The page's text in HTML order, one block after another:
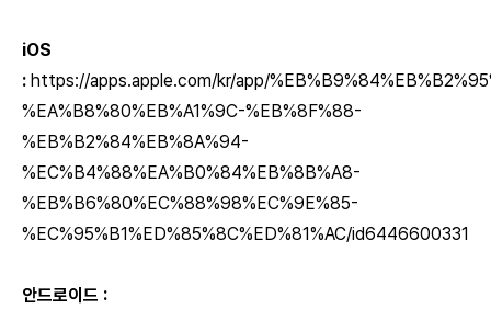
iOS
: https://apps.apple.com/kr/app/
%EA%B8%80%EB%A1%9C-%EB%8F%88-
%EB%B2%84%EB%8A%94-
%EC%B4%88%EA%B0%84%EB%8B%A8-
%EB%B6%80%EC%88%98%EC%9E%85-
%EC%95%B1%ED%85%8C%ED%81%AC/id6446600331
안드로이드 :